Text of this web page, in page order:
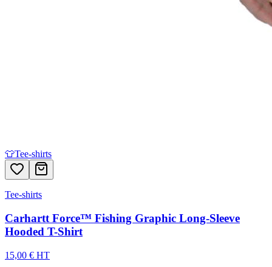
👕Tee-shirts
Tee-shirts
Carhartt Force™ Fishing Graphic Long-Sleeve
Hooded T-Shirt
15,00 € HT